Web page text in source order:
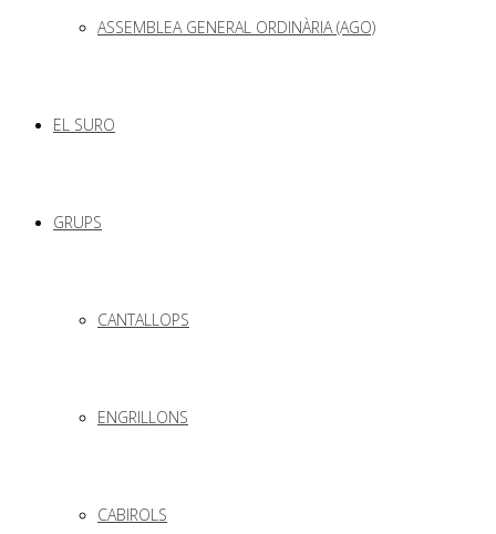
ASSEMBLEA GENERAL ORDINÀRIA (AGO)
EL SURO
GRUPS
CANTALLOPS
ENGRILLONS
CABIROLS